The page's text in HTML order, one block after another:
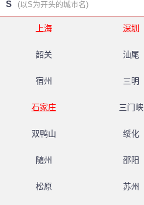
S (以S为开头的城市名)
上海 深圳
韶关 汕尾
宿州 三明
石家庄 三门峡
双鸭山 绥化
随州 邵阳
松原 苏州